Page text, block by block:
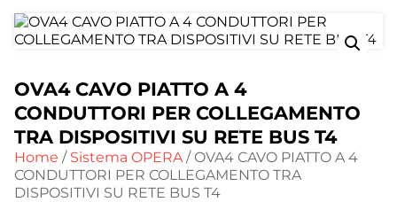
OVA4 CAVO PIATTO A 4
CONDUTTORI PER COLLEGAMENTO
TRA DISPOSITIVI SU RETE BUS T4
Home / Sistema OPERA / OVA4 CAVO PIATTO A 4
CONDUTTORI PER COLLEGAMENTO TRA
DISPOSITIVI SU RETE BUS T4